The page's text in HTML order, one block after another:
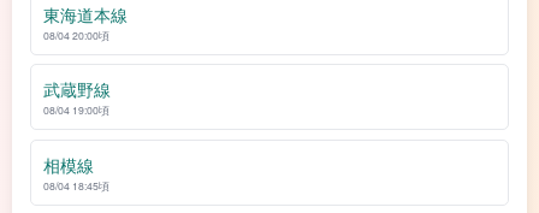
東海道本線
08/04 20:00頃
武蔵野線
08/04 19:00頃
相模線
08/04 18:45頃